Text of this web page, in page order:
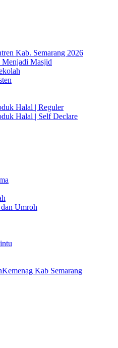
Kab. Semarang 2026
Masjid
Halal | Reguler
Halal | Self Declare
Umroh
Kab Semarang